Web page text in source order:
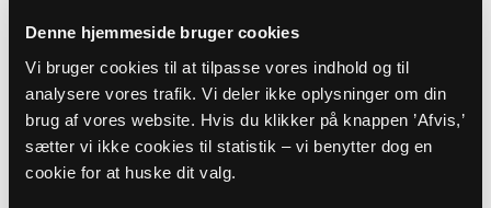
Denne hjemmeside bruger cookies
Vi bruger cookies til at tilpasse vores indhold og til
analysere vores trafik. Vi deler ikke oplysninger om din
brug af vores website. Hvis du klikker på knappen ’Afvis,’
sætter vi ikke cookies til statistik – vi benytter dog en
cookie for at huske dit valg.
AUG
Vognsild Kirke: Gudstjeneste
Vognsild Kirke, kl. 19:00
Troels Laursen